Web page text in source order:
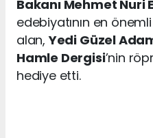
Bakanı Mehmet Nuri
edebiyatının en
alan,Yedi Güzel
Hamle Dergisi’nin
hediye etti.